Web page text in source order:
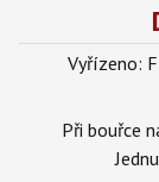
Vyřízeno:
Při bouřce